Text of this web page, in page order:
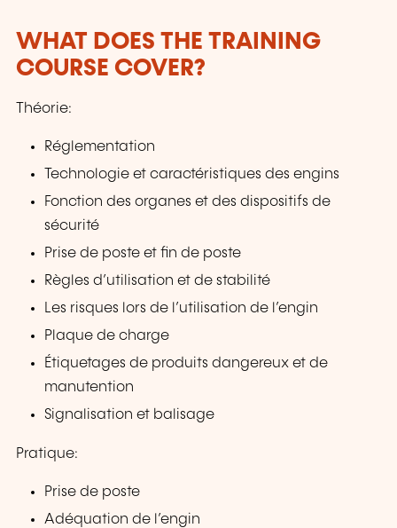
WHAT DOES THE TRAINING
COURSE COVER?
Théorie:
Réglementation
Technologie et caractéristiques des engins
Fonction des organes et des dispositifs de
sécurité
Prise de poste et fin de poste
Règles d’utilisation et de stabilité
Les risques lors de l’utilisation de l’engin
Plaque de charge
Étiquetages de produits dangereux et de
manutention
Signalisation et balisage
Pratique:
Prise de poste
Adéquation de l’engin